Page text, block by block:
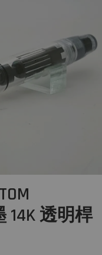
14K 透明桿